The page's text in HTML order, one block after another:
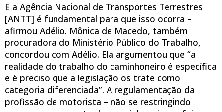
E a Agência Nacional de Transportes Terrestres
[ANTT] é fundamental para que isso ocorra –
afirmou Adélio. Mônica de Macedo, também
procuradora do Ministério Público do Trabalho,
concordou com Adélio. Ela argumentou que “a
realidade do trabalho do caminhoneiro é específica
e é preciso que a legislação os trate como
categoria diferenciada”. A regulamentação da
profissão de motorista – não se restringindo